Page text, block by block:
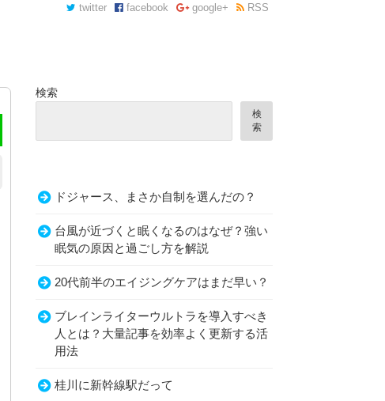
twitter facebook google+ RSS
検索
検
索
ドジャース、まさか自制を選んだの？
台風が近づくと眠くなるのはなぜ？強い
眠気の原因と過ごし方を解説
20代前半のエイジングケアはまだ早い？
ブレインライターウルトラを導入すべき
人とは？大量記事を効率よく更新する活
用法
桂川に新幹線駅だって